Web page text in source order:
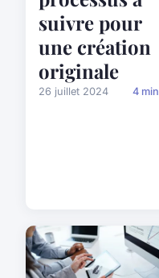
suivre pour
une création
originale
26 juillet 2024 4 min